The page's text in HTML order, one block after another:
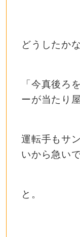
どうしたか
「今真後ろ
ーが当たり
運転手もサ
いから急い
と。